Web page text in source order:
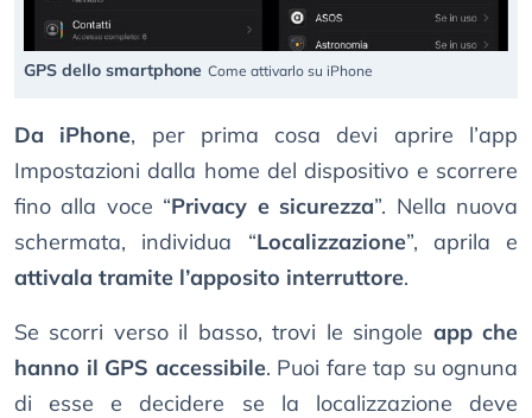
GPS dello smartphone Come attivarlo su iPhone
Da iPhone, per prima cosa devi aprire l’app
Impostazioni dalla home del dispositivo e scorrere
fino alla voce “Privacy e sicurezza”. Nella nuova
schermata, individua “Localizzazione”, aprila e
attivala tramite l’apposito interruttore.
Se scorri verso il basso, trovi le singole app che
hanno il GPS accessibile. Puoi fare tap su ognuna
di esse e decidere se la localizzazione deve